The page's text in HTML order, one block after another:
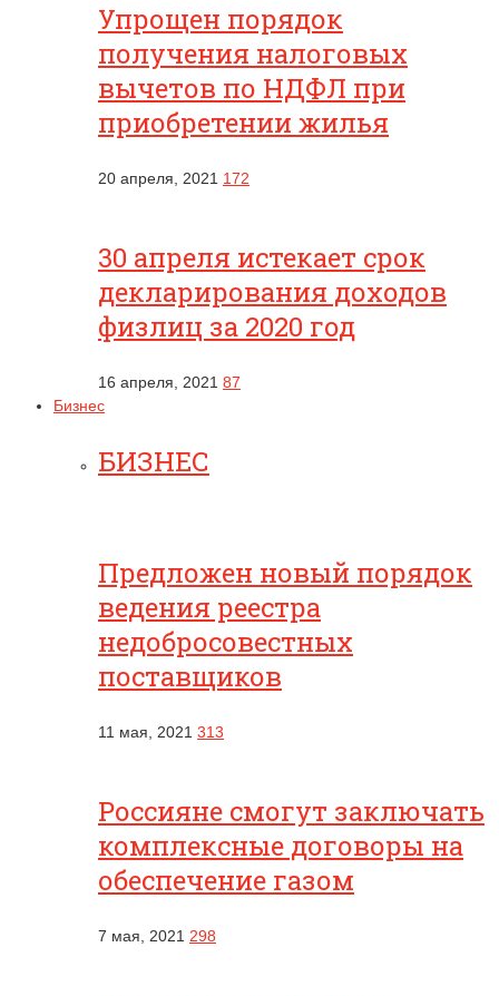
Упрощен порядок
получения налоговых
вычетов по НДФЛ при
приобретении жилья
20 апреля, 2021 172
30 апреля истекает срок
декларирования доходов
физлиц за 2020 год
16 апреля, 2021 87
Бизнес
БИЗНЕС
Предложен новый порядок
ведения реестра
недобросовестных
поставщиков
11 мая, 2021 313
Россияне смогут заключать
комплексные договоры на
обеспечение газом
7 мая, 2021 298